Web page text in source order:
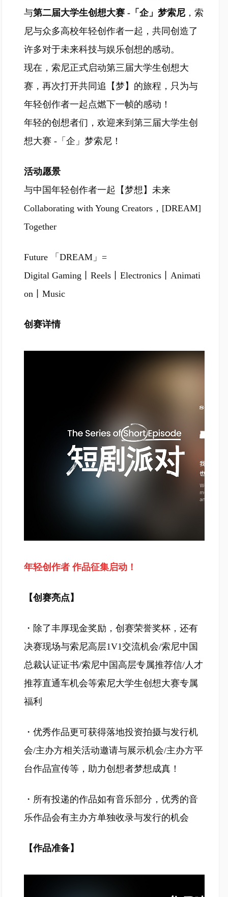
与第二届大学生创想大赛 -「企」梦索尼，索
尼与众多高校年轻创作者一起，共同创造了
许多对于未来科技与娱乐创想的感动。
现在，索尼正式启动第三届大学生创想大
赛，再次打开共同追【梦】的旅程，只为与
年轻创作者一起点燃下一帧的感动！
年轻的创想者们，欢迎来到第三届大学生创
想大赛 -「企」梦索尼！
活动愿景
与中国年轻创作者一起【梦想】未来
Collaborating with Young Creators，[DREAM]
Together
Future 「DREAM」=
Digital Gaming丨Reels丨Electronics丨Animati
on丨Music
创赛详情
年轻创作者 作品征集启动！
【创赛亮点】
・除了丰厚现金奖励，创赛荣誉奖杯，还有
决赛现场与索尼高层1V1交流机会/索尼中国
总裁认证证书/索尼中国高层专属推荐信/人才
推荐直通车机会等索尼大学生创想大赛专属
福利
・优秀作品更可获得落地投资拍摄与发行机
会/主办方相关活动邀请与展示机会/主办方平
台作品宣传等，助力创想者梦想成真！
・所有投递的作品如有音乐部分，优秀的音
乐作品会有主办方单独收录与发行的机会
【作品准备】